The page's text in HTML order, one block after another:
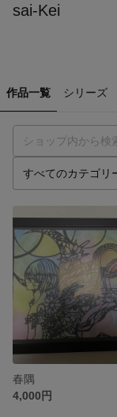
sai-Kei
作品一覧 シリーズ
春隅
4,000円